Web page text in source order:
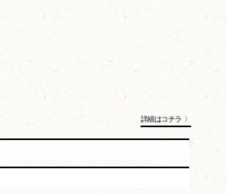
詳細はコチラ 〉